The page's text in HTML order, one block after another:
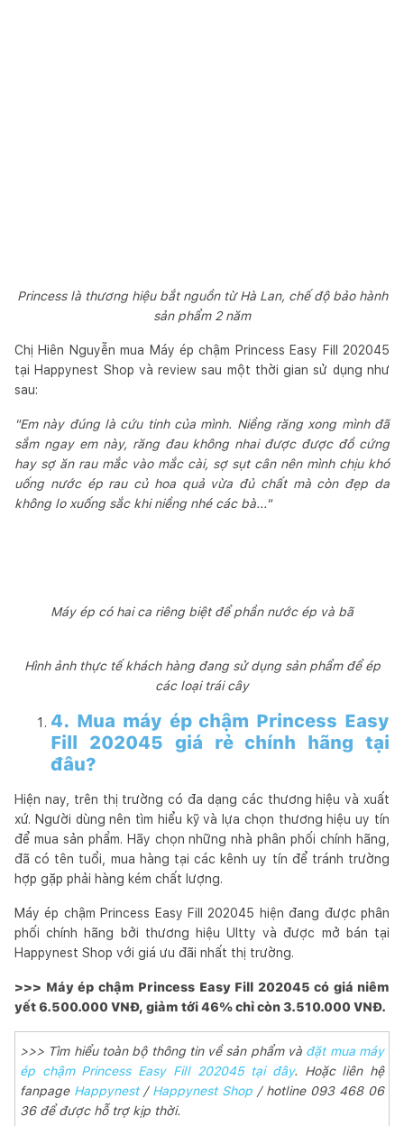
Princess là thương hiệu bắt nguồn từ Hà Lan, chế độ bảo hành
sản phẩm 2 năm
Chị Hiên Nguyễn mua Máy ép chậm Princess Easy Fill 202045
tại Happynest Shop và review sau một thời gian sử dụng như
sau:
"Em này đúng là cứu tinh của mình. Niềng răng xong mình đã
sắm ngay em này, răng đau không nhai được được đồ cứng
hay sợ ăn rau mắc vào mắc cài, sợ sụt cân nên mình chịu khó
uống nước ép rau củ hoa quả vừa đủ chất mà còn đẹp da
không lo xuống sắc khi niềng nhé các bà..."
Máy ép có hai ca riêng biệt để phần nước ép và bã
Hình ảnh thực tế khách hàng đang sử dụng sản phẩm để ép
các loại trái cây
4. Mua máy ép chậm Princess Easy
Fill 202045 giá rẻ chính hãng tại
đâu?
Hiện nay, trên thị trường có đa dạng các thương hiệu và xuất
xứ. Người dùng nên tìm hiểu kỹ và lựa chọn thương hiệu uy tín
để mua sản phẩm. Hãy chọn những nhà phân phối chính hãng,
đã có tên tuổi, mua hàng tại các kênh uy tín để tránh trường
hợp gặp phải hàng kém chất lượng.
Máy ép chậm Princess Easy Fill 202045 hiện đang được phân
phối chính hãng bởi thương hiệu Ultty và được mở bán tại
Happynest Shop với giá ưu đãi nhất thị trường.
>>> Máy ép chậm Princess Easy Fill 202045 có giá niêm
yết 6.500.000 VNĐ, giảm tới 46% chỉ còn 3.510.000 VNĐ.
>>> Tìm hiểu toàn bộ thông tin về sản phẩm và đặt mua máy
ép chậm Princess Easy Fill 202045 tại đây. Hoặc liên hệ
fanpage Happynest/ Happynest Shop / hotline 093 468 06
36 để được hỗ trợ kịp thời.